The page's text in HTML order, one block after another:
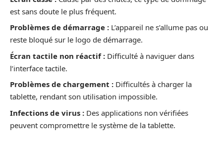
est sans doute le plus fréquent.
Problèmes de démarrage : L’appareil ne s’allume pas ou
reste bloqué sur le logo de démarrage.
Écran tactile non réactif : Difficulté à naviguer dans
l’interface tactile.
Problèmes de chargement : Difficultés à charger la
tablette, rendant son utilisation impossible.
Infections de virus : Des applications non vérifiées
peuvent compromettre le système de la tablette.